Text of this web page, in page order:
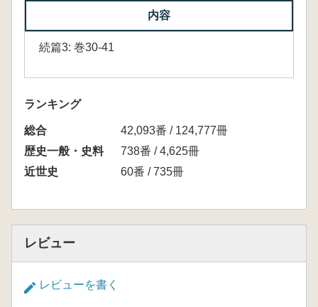
内容
続篇3: 巻30-41
ランキング
総合
42,093番 / 124,777冊
歴史一般・史料
738番 / 4,625冊
近世史
60番 / 735冊
レビュー
レビューを書く